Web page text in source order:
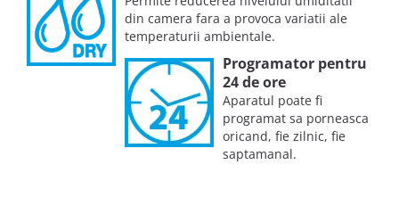
din camera fara a provoca variatii ale
temperaturii ambientale.
Programator pentru
24 de ore
Aparatul poate fi
programat sa porneasca
oricand, fie zilnic, fie
saptamanal.